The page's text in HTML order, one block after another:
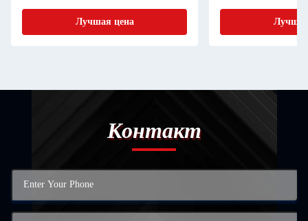
высокую точность и контроль в
электронном производстве
Лучшая цена
Контакт